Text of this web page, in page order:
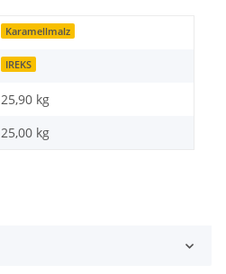
Karamellmalz
IREKS
25,90 kg
25,00 kg